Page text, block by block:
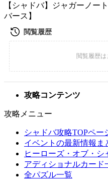
【シャドバ】ジャガーノー
バース】
攻略コンテンツ
攻略メニュー
シャドバ攻略TOPペー
イベントの最新情報ま
ヒーローズ・オブ・
アディショナルカード
全パズル一覧